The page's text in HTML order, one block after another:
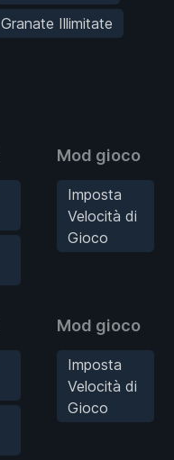
Granate Illimitate
Mod gioco
Imposta
Velocità di
Gioco
Mod gioco
Imposta
Velocità di
Gioco